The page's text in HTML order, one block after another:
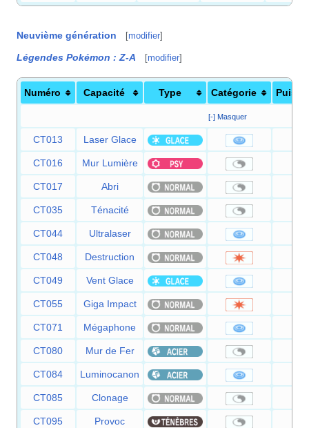
Neuvième génération [modifier]
Légendes Pokémon :Z-A [modifier]
Numéro Capacité Type Catégorie
[-] Masquer
CT013 Laser Glace
CT016 Mur Lumière
CT017 Abri
CT035 Ténacité
CT044 Ultralaser
CT048 Destruction
CT049 Vent Glace
CT055 Giga Impact
CT071 Mégaphone
CT080 Mur de Fer
CT084 Luminocanon
CT085 Clonage
CT095 Provoc